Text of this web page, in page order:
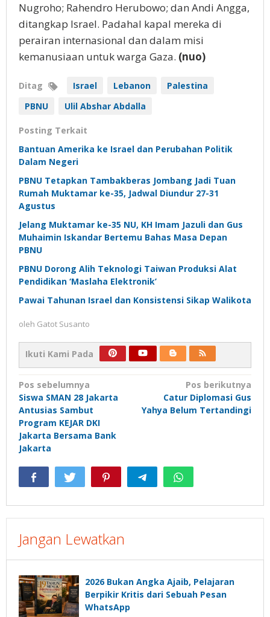
Nugroho; Rahendro Herubowo; dan Andi Angga,
ditangkap Israel. Padahal kapal mereka di
perairan internasional dan dalam misi
kemanusiaan untuk warga Gaza. (nuo)
Ditag Israel Lebanon
Palestina
PBNU
Ulil Abshar Abdalla
Posting Terkait
Bantuan Amerika ke Israel dan Perubahan Politik
Dalam Negeri
PBNU Tetapkan Tambakberas Jombang Jadi Tuan
Rumah Muktamar ke-35, Jadwal Diundur 27-31
Agustus
Jelang Muktamar ke-35 NU, KH Imam Jazuli dan Gus
Muhaimin Iskandar Bertemu Bahas Masa Depan
PBNU
PBNU Dorong Alih Teknologi Taiwan Produksi Alat
Pendidikan ‘Maslaha Elektronik’
Pawai Tahunan Israel dan Konsistensi Sikap Walikota
oleh Gatot Susanto
Ikuti Kami Pada
Navigasi
pos
Pos sebelumnya
Siswa SMAN 28 Jakarta
Antusias Sambut
Program KEJAR DKI
Jakarta Bersama Bank
Jakarta
Pos berikutnya
Catur Diplomasi Gus
Yahya Belum Tertandingi
Jangan Lewatkan
2026 Bukan Angka Ajaib, Pelajaran
Berpikir Kritis dari Sebuah Pesan
WhatsApp